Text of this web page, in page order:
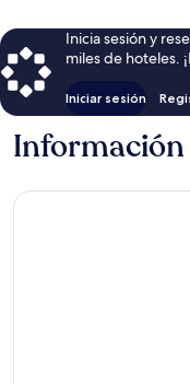
Inicia sesión y
miles de hoteles.
Iniciar sesión
Información